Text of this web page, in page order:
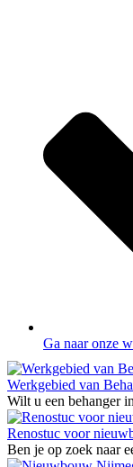
Ga naar onze
Werkgebied van
Wilt u een behanger
Renostuc voor
Ben je op zoek naar